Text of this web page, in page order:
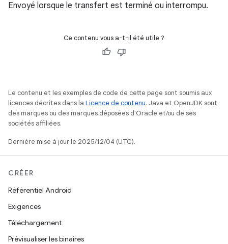
Envoyé lorsque le transfert est terminé ou interrompu.
Ce contenu vous a-t-il été utile ?
Le contenu et les exemples de code de cette page sont soumis aux
licences décrites dans la Licence de contenu. Java et OpenJDK sont
des marques ou des marques déposées d'Oracle et/ou de ses
sociétés affiliées.
Dernière mise à jour le 2025/12/04 (UTC).
CRÉER
Référentiel Android
Exigences
Téléchargement
Prévisualiser les binaires